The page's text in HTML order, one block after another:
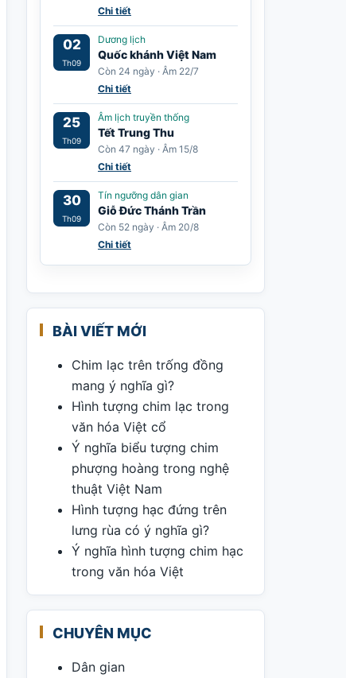
Chi tiết
02
Th09
Dương lịch
Quốc khánh Việt Nam
Còn 24 ngày · Âm 22/7
Chi tiết
25
Th09
Âm lịch truyền thống
Tết Trung Thu
Còn 47 ngày · Âm 15/8
Chi tiết
30
Th09
Tín ngưỡng dân gian
Giỗ Đức Thánh Trần
Còn 52 ngày · Âm 20/8
Chi tiết
BÀI VIẾT MỚI
Chim lạc trên trống đồng
mang ý nghĩa gì?
Hình tượng chim lạc trong
văn hóa Việt cổ
Ý nghĩa biểu tượng chim
phượng hoàng trong nghệ
thuật Việt Nam
Hình tượng hạc đứng trên
lưng rùa có ý nghĩa gì?
Ý nghĩa hình tượng chim hạc
trong văn hóa Việt
CHUYÊN MỤC
Dân gian